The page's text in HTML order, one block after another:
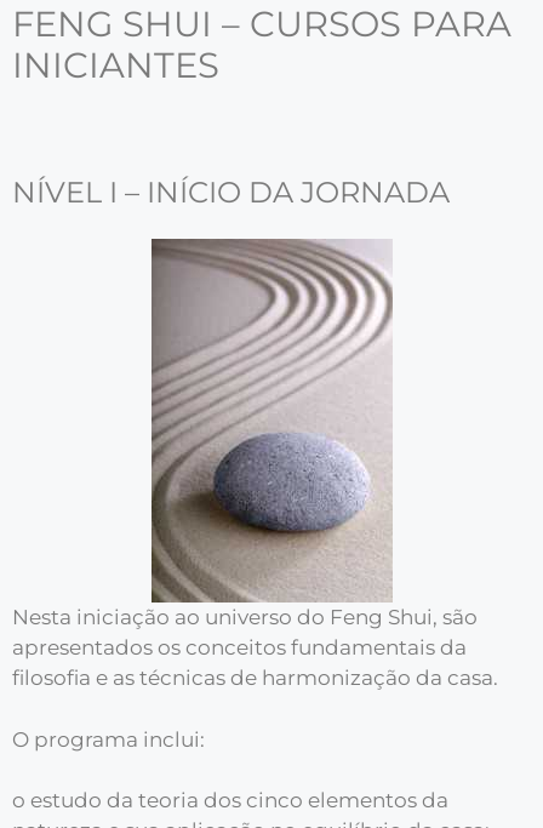
FENG SHUI – CURSOS PARA
INICIANTES
NÍVEL I – INÍCIO DA JORNADA
Nesta iniciação ao universo do Feng Shui, são
apresentados os conceitos fundamentais da
filosofia e as técnicas de harmonização da casa.
O programa inclui:
o estudo da teoria dos cinco elementos da